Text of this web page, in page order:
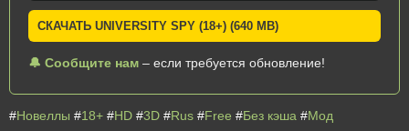
СКАЧАТЬ UNIVERSITY SPY (18+) (640 MB)
🔔 Сообщите нам – если требуется обновление!
#Новеллы #18+ #HD #3D #Rus #Free #Без кэша #Мод